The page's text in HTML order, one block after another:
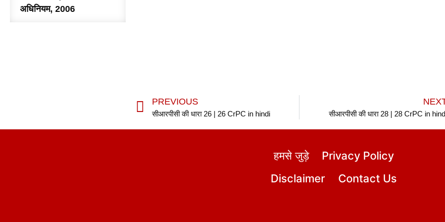
अधिनियम, 2006
PREVIOUS
सीआरपीसी की धारा 26 | 26 CrPC in hindi सीआरपीसी की धारा 28 | 28 CrPC in
हमसे जुड़े
Privacy Policy
Disclaimer
Contact Us